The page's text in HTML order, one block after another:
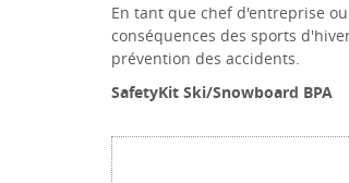
En tant que chef d'entreprise
conséquences des sports
prévention des accidents.
SafetyKit Ski/Snowboard BPA